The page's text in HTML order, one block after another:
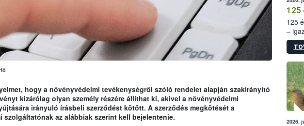
hogy a növényvédelmi tevékenységről szóló rendelet alapján szakirányító
kizárólag olyan személy részére állíthat ki, akivel a növényvédelmi
irányuló írásbeli szerződést kötött. A szerződés megkötését a
szolgáltatónak az alábbiak szerint kell bejelentenie.
125
125
–
15.
2026.